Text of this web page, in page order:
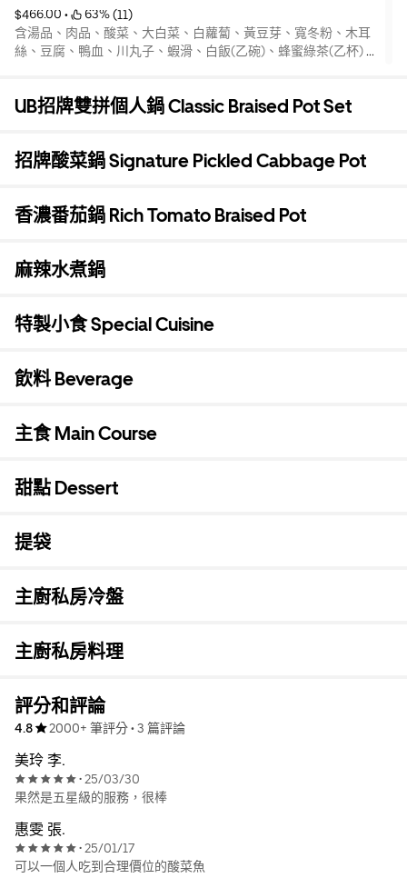
$466.00 •
63% (11)
含湯品、肉品、酸菜、大白菜、白蘿蔔、黃豆芽、寬冬粉、木耳
絲、豆腐、鴨血、川丸子、蝦滑、白飯(乙碗)、蜂蜜綠茶(乙杯) *
除
UB招牌雙拼個人鍋 Classic Braised Pot Set
招牌酸菜鍋 Signature Pickled Cabbage Pot
香濃番茄鍋 Rich Tomato Braised Pot
麻辣水煮鍋
特製小食 Special Cuisine
飲料 Beverage
主食 Main Course
甜點 Dessert
提袋
主廚私房冷盤
主廚私房料理
評分和評論
4.8 2000+ 筆評分•3 篇評論
美玲 李.
• 25/03/30
果然是五星級的服務，很棒
惠雯 張.
• 25/01/17
可以一個人吃到合理價位的酸菜魚